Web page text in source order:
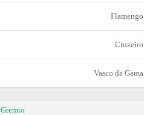
Flamengo
Cruzeiro
Vasco da Gama
Gremio